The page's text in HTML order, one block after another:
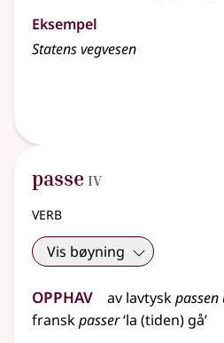
Eksempel
Statens vegvesen
passe 4
IV
verb
Vis bøyning
Opphav av lavtyskpassen
franskpasser‘la (tiden) gå’